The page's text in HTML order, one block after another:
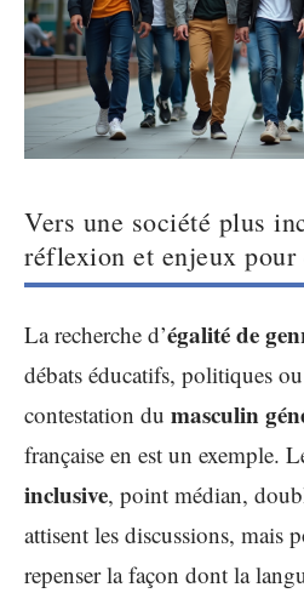
Vers une société plus
réflexion et enjeux pour
La recherche d’égalité de
débats éducatifs, politiques
contestation du masculin
française en est un exemple.
inclusive, point médian,
attisent les discussions, mais
repenser la façon dont la